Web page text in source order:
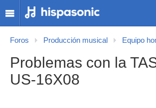
Foros Producción musical Equipo
Problemas con la
US-16X08